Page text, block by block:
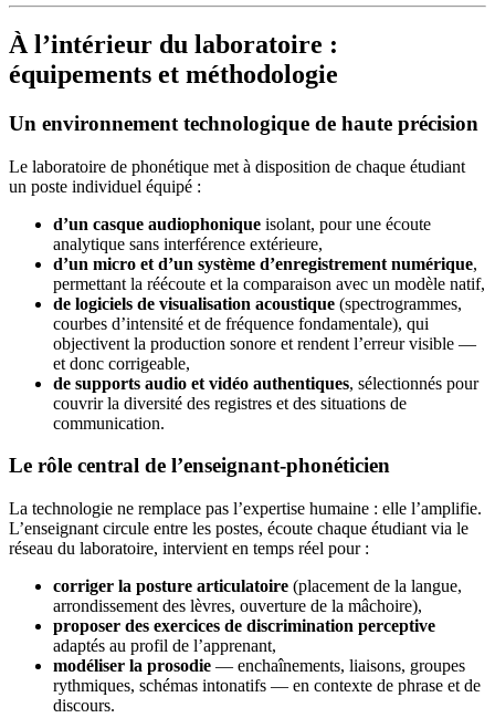
À l’intérieur du laboratoire :
équipements et méthodologie
Un environnement technologique de haute précision
Le laboratoire de phonétique met à disposition de chaque étudiant
un poste individuel équipé :
d’un casque audiophonique isolant, pour une écoute
analytique sans interférence extérieure,
d’un micro et d’un système d’enregistrement numérique,
permettant la réécoute et la comparaison avec un modèle natif,
de logiciels de visualisation acoustique (spectrogrammes,
courbes d’intensité et de fréquence fondamentale), qui
objectivent la production sonore et rendent l’erreur visible —
et donc corrigeable,
de supports audio et vidéo authentiques, sélectionnés pour
couvrir la diversité des registres et des situations de
communication.
Le rôle central de l’enseignant-phonéticien
La technologie ne remplace pas l’expertise humaine : elle l’amplifie.
L’enseignant circule entre les postes, écoute chaque étudiant via le
réseau du laboratoire, intervient en temps réel pour :
corriger la posture articulatoire (placement de la langue,
arrondissement des lèvres, ouverture de la mâchoire),
proposer des exercices de discrimination perceptive
adaptés au profil de l’apprenant,
modéliser la prosodie — enchaînements, liaisons, groupes
rythmiques, schémas intonatifs — en contexte de phrase et de
discours.